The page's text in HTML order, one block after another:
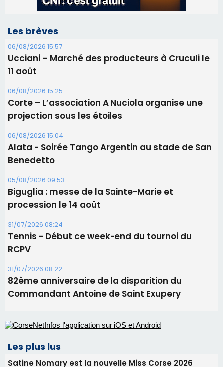
Les brèves
06/08/2026 15:57
Ucciani – Marché des producteurs à Cruculi le
11 août
06/08/2026 15:25
Corte – L’association A Nuciola organise une
projection sous les étoiles
06/08/2026 15:04
Alata - Soirée Tango Argentin au stade de San
Benedetto
05/08/2026 09:53
Biguglia : messe de la Sainte-Marie et
procession le 14 août
31/07/2026 08:24
Tennis - Début ce week-end du tournoi du
RCPV
31/07/2026 08:22
82ème anniversaire de la disparition du
Commandant Antoine de Saint Exupery
Les plus lus
Satine Nomary est la nouvelle Miss Corse 2026